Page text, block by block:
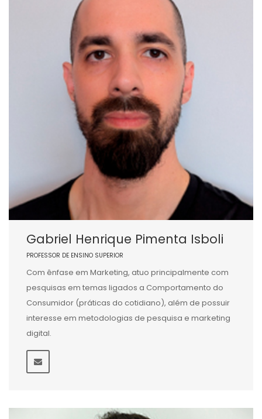
Gabriel Henrique Pimenta Isboli
PROFESSOR DE ENSINO SUPERIOR
Com ênfase em Marketing, atuo principalmente com
pesquisas em temas ligados a Comportamento do
Consumidor (práticas do cotidiano), além de possuir
interesse em metodologias de pesquisa e marketing
digital.